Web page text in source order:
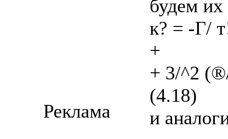
будем их
к? = -Г/
+
+ 3/^2
(4.18)
и
Реклама